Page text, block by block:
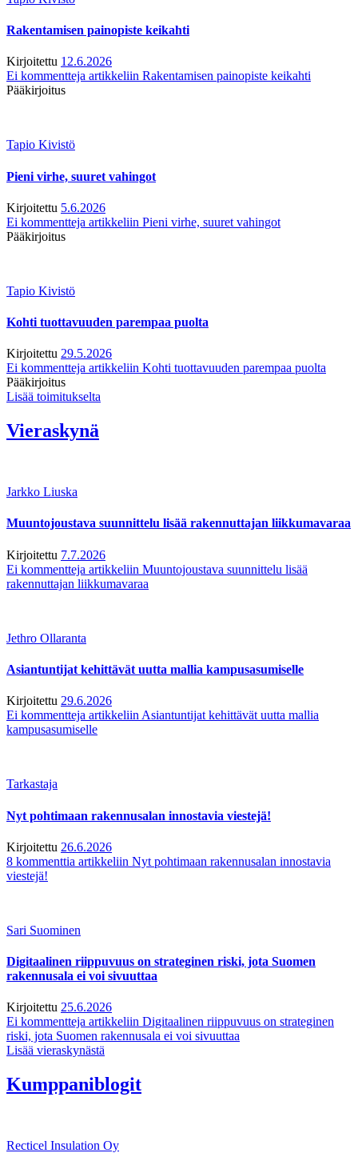
Rakentamisen painopiste keikahti
Kirjoitettu 12.6.2026
Ei kommentteja artikkeliin Rakentamisen painopiste keikahti
Pääkirjoitus
Tapio Kivistö
Pieni virhe, suuret vahingot
Kirjoitettu 5.6.2026
Ei kommentteja artikkeliin Pieni virhe, suuret vahingot
Pääkirjoitus
Tapio Kivistö
Kohti tuottavuuden parempaa puolta
Kirjoitettu 29.5.2026
Ei kommentteja artikkeliin Kohti tuottavuuden parempaa puolta
Pääkirjoitus
Lisää toimitukselta
Vieraskynä
Jarkko Liuska
Muuntojoustava suunnittelu lisää rakennuttajan liikkumavaraa
Kirjoitettu 7.7.2026
Ei kommentteja artikkeliin Muuntojoustava suunnittelu lisää
rakennuttajan liikkumavaraa
Jethro Ollaranta
Asiantuntijat kehittävät uutta mallia kampusasumiselle
Kirjoitettu 29.6.2026
Ei kommentteja artikkeliin Asiantuntijat kehittävät uutta mallia
kampusasumiselle
Tarkastaja
Nyt pohtimaan rakennusalan innostavia viestejä!
Kirjoitettu 26.6.2026
8 kommenttia artikkeliin Nyt pohtimaan rakennusalan innostavia
viestejä!
Sari Suominen
Digitaalinen riippuvuus on strateginen riski, jota Suomen
rakennusala ei voi sivuuttaa
Kirjoitettu 25.6.2026
Ei kommentteja artikkeliin Digitaalinen riippuvuus on strateginen
riski, jota Suomen rakennusala ei voi sivuuttaa
Lisää vieraskynästä
Kumppaniblogit
Recticel Insulation Oy